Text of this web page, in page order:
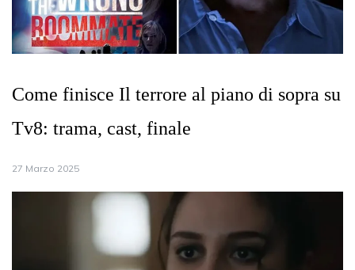
Come finisce Il terrore al piano di sopra su
Tv8: trama, cast, finale
27 Marzo 2025